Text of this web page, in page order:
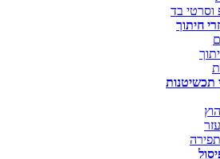
וסרטי בד
חיתוך
תכשיטנות